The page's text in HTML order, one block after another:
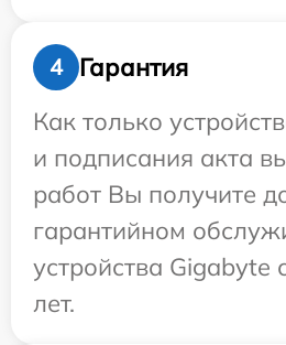
4
Гарантия
Как только
и подписания акта
работ Вы получите
гарантийном
устройства Gigabyte
лет.